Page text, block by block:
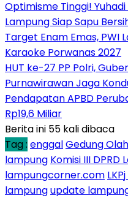
Optimisme Tinggi!
Lampung Siap Sapu
Target Enam Emas, PWI
Karaoke Porwanas 2027
HUT ke-27 PP Polri,
Purnawirawan Jaga
Pendapatan APBD
Rp19,6 Miliar
Berita ini 55 kali dibaca
Tag : enggalGedung
lampung Komisi III DPRD
lampungcorner.com
lampungupdate